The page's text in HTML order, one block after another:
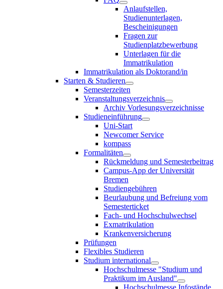
Anlaufstellen,
Studienunterlagen,
Bescheinigungen
Fragen zur
Studienplatzbewerbung
Unterlagen für die
Immatrikulation
Immatrikulation als Doktorand/in
Starten & Studieren
Semesterzeiten
Veranstaltungsverzeichnis
Archiv Vorlesungsverzeichnisse
Studieneinführung
Uni-Start
Newcomer Service
kompass
Formalitäten
Rückmeldung und Semesterbeitrag
Campus-App der Universität
Bremen
Studiengebühren
Beurlaubung und Befreiung vom
Semesterticket
Fach- und Hochschulwechsel
Exmatrikulation
Krankenversicherung
Prüfungen
Flexibles Studieren
Studium international
Hochschulmesse "Studium und
Praktikum im Ausland"
Hochschulmesse Infostände